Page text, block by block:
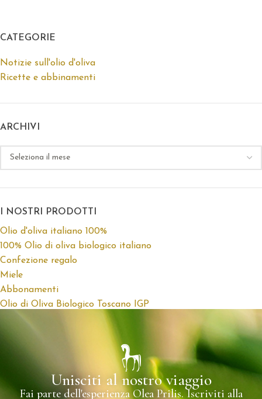
CATEGORIE
Notizie sull'olio d'oliva
Ricette e abbinamenti
ARCHIVI
I NOSTRI PRODOTTI
Olio d'oliva italiano 100%
100% Olio di oliva biologico italiano
Confezione regalo
Miele
Abbonamenti
Olio di Oliva Biologico Toscano IGP
Unisciti al nostro viaggio
Fai parte dell'esperienza Olea Prilis. Iscriviti alla